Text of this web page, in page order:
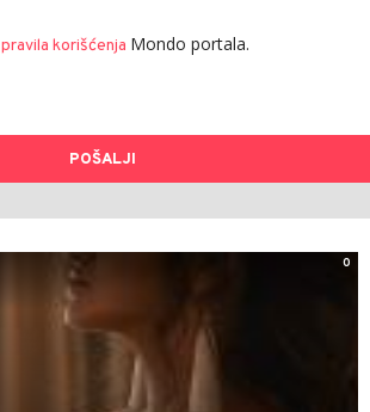
pravila korišćenja Mondo portala.
POŠALJI
0